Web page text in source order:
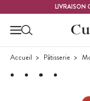
LIVRAISON
Accueil Pâtisserie